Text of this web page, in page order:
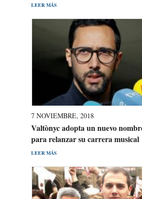
LEER MÁS
7 NOVIEMBRE, 2018
Valtònyc adopta un nuevo
para relanzar su carrera musical
LEER MÁS